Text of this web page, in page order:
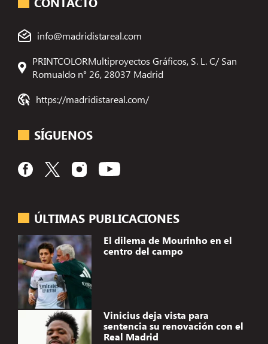
ÚLTIMAS PUBLICACIONES
El dilema de Mourinho en el
centro del campo
Vinicius deja vista para
sentencia su renovación con el
Real Madrid
info@madridistareal.com
PRINTCOLORMultiproyectos Gráficos, S. L. C/ San
Romualdo n° 26, 28037 Madrid
https://madridistareal.com/
SÍGUENOS